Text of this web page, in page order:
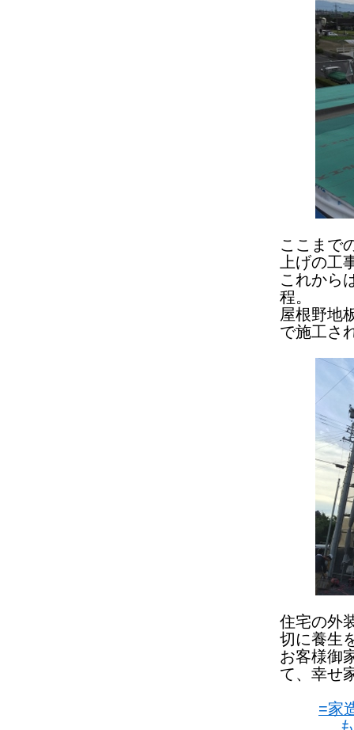
ここまで
上げの工
これから
程。
屋根野地
で施工さ
住宅の外
切に養生
お客様御
て、幸せ
=家